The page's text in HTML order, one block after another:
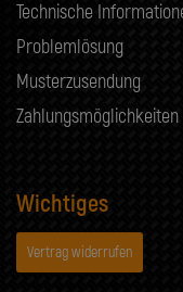
Technische
Problemlösung
Musterzusendung
Zahlungsmöglichkeiten
Wichtiges
Vertrag widerrufen